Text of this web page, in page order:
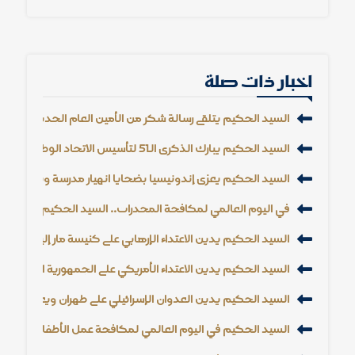
اخبار ذات صلة
السيد الحكيم يتلقى رسالة شكر من الأمين العام الجديد
السيد الحكيم يبارك الذكرى الـ51 لتأسيس الاتحاد الوطني الكردستاني
السيد الحكيم يعزي إندونيسيا بضحايا انهيار مدرسة ويؤكد
في اليوم العالمي لمكافحة المخدرات.. السيد الحكيم يحذر
السيد الحكيم يدين الاعتداء الإرهابي على كنيسة مار
السيد الحكيم يدين الاعتداء الأمريكي على الجمهورية
السيد الحكيم يدين العدوان الإسرائيلي على طهران ويعبّر عن
السيد الحكيم في اليوم العالمي لمكافحة عمل الأطفال: